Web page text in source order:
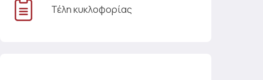
Τέλη κυκλοφορίας